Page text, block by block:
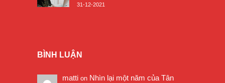
31-12-2021
BÌNH LUẬN
matti on Nhìn lại một năm của Tân